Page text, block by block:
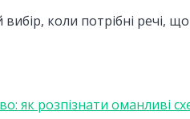
коли потрібні речі,
як розпізнати оманливі